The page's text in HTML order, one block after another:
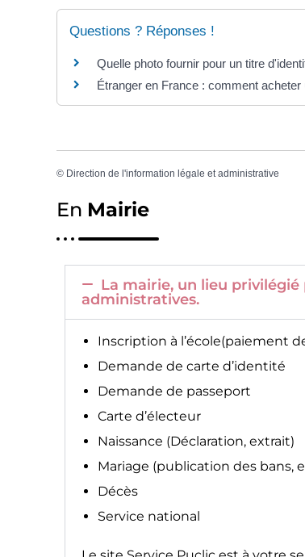
Questions ? Réponses !
Quelle photo fournir pour un titre
Étranger en France : comment
© Direction de l'information légale et administrative
En Mairie
La mairie, un lieu
administratives.
Inscription à l’école(paiement
Demande de carte d’identité
Demande de passeport
Carte d’électeur
Naissance (Déclaration, extrait)
Mariage (publication des bans,
Décès
Service national